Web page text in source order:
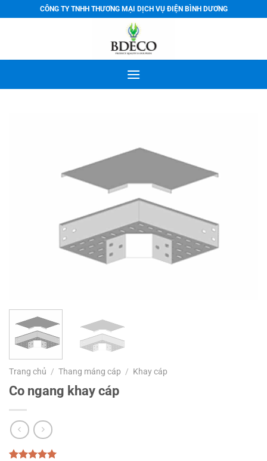
qua
CÔNG TY TNHH THƯƠNG MẠI DỊCH VỤ ĐIỆN BÌNH DƯƠNG
Trang chủ / Thang máng cáp / Khay cáp
Co ngang khay cáp